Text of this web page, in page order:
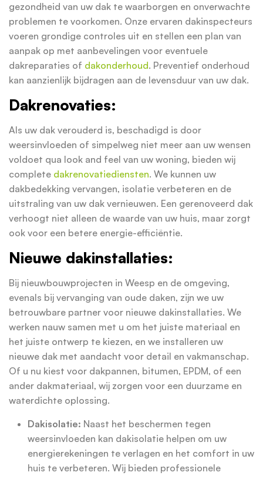
gezondheid van uw dak te waarborgen en onverwachte
problemen te voorkomen. Onze ervaren dakinspecteurs
voeren grondige controles uit en stellen een plan van
aanpak op met aanbevelingen voor eventuele
dakreparaties of dakonderhoud. Preventief onderhoud
kan aanzienlijk bijdragen aan de levensduur van uw dak.
Dakrenovaties:
Als uw dak verouderd is, beschadigd is door
weersinvloeden of simpelweg niet meer aan uw wensen
voldoet qua look and feel van uw woning, bieden wij
complete dakrenovatiediensten. We kunnen uw
dakbedekking vervangen, isolatie verbeteren en de
uitstraling van uw dak vernieuwen. Een gerenoveerd dak
verhoogt niet alleen de waarde van uw huis, maar zorgt
ook voor een betere energie-efficiëntie.
Nieuwe dakinstallaties:
Bij nieuwbouwprojecten in Weesp en de omgeving,
evenals bij vervanging van oude daken, zijn we uw
betrouwbare partner voor nieuwe dakinstallaties. We
werken nauw samen met u om het juiste materiaal en
het juiste ontwerp te kiezen, en we installeren uw
nieuwe dak met aandacht voor detail en vakmanschap.
Of u nu kiest voor dakpannen, bitumen, EPDM, of een
ander dakmateriaal, wij zorgen voor een duurzame en
waterdichte oplossing.
Dakisolatie: Naast het beschermen tegen
weersinvloeden kan dakisolatie helpen om uw
energierekeningen te verlagen en het comfort in uw
huis te verbeteren. Wij bieden professionele